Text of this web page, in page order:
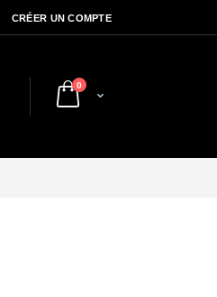
CRÉER UN COMPTE
Cart
0articles